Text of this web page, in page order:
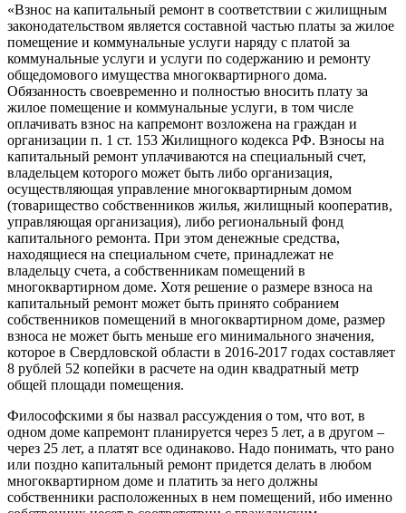
«Взнос на капитальный ремонт в соответствии с жилищным
законодательством является составной частью платы за жилое
помещение и коммунальные услуги наряду с платой за
коммунальные услуги и услуги по содержанию и ремонту
общедомового имущества многоквартирного дома.
Обязанность своевременно и полностью вносить плату за
жилое помещение и коммунальные услуги, в том числе
оплачивать взнос на капремонт возложена на граждан и
организации п. 1 ст. 153 Жилищного кодекса РФ. Взносы на
капитальный ремонт уплачиваются на специальный счет,
владельцем которого может быть либо организация,
осуществляющая управление многоквартирным домом
(товарищество собственников жилья, жилищный кооператив,
управляющая организация), либо региональный фонд
капитального ремонта. При этом денежные средства,
находящиеся на специальном счете, принадлежат не
владельцу счета, а собственникам помещений в
многоквартирном доме. Хотя решение о размере взноса на
капитальный ремонт может быть принято собранием
собственников помещений в многоквартирном доме, размер
взноса не может быть меньше его минимального значения,
которое в Свердловской области в 2016-2017 годах составляет
8 рублей 52 копейки в расчете на один квадратный метр
общей площади помещения.
Философскими я бы назвал рассуждения о том, что вот, в
одном доме капремонт планируется через 5 лет, а в другом –
через 25 лет, а платят все одинаково. Надо понимать, что рано
или поздно капитальный ремонт придется делать в любом
многоквартирном доме и платить за него должны
собственники расположенных в нем помещений, ибо именно